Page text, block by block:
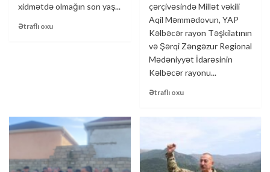
xidmətdə olmağın son yaş...
Ətraflı oxu
çərçivəsində Millət vəkili
Aqil Məmmədovun, YAP
Kəlbəcər rayon Təşkilatının
və Şərqi Zəngəzur Regional
Mədəniyyət İdarəsinin
Kəlbəcər rayonu...
Ətraflı oxu